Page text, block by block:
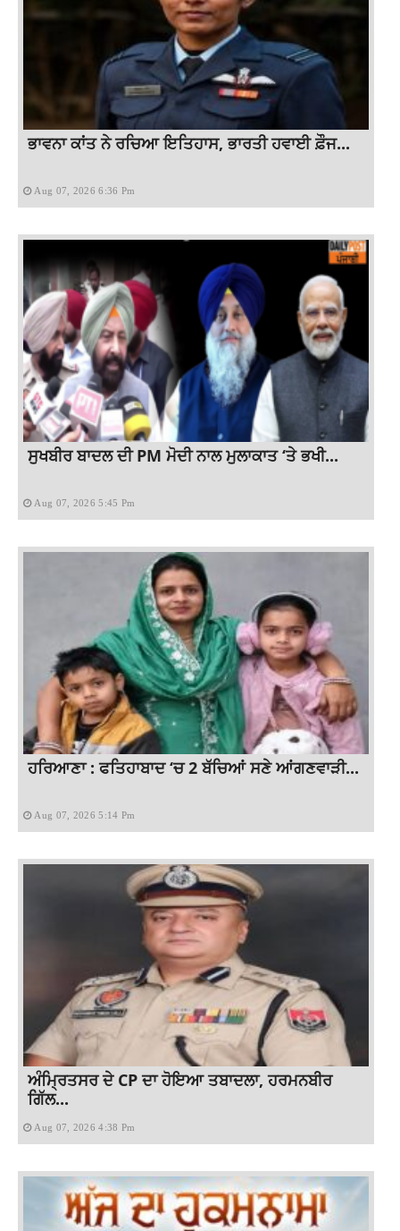
ਭਾਵਨਾ ਕਾਂਤ ਨੇ ਰਚਿਆ ਇਤਿਹਾਸ, ਭਾਰਤੀ ਹਵਾਈ ਫ਼ੌਜ...
Aug 07, 2026 6:36 Pm
ਸੁਖਬੀਰ ਬਾਦਲ ਦੀ PM ਮੋਦੀ ਨਾਲ ਮੁਲਾਕਾਤ ‘ਤੇ ਭਖੀ...
Aug 07, 2026 5:45 Pm
ਹਰਿਆਣਾ : ਫਤਿਹਾਬਾਦ ‘ਚ 2 ਬੱਚਿਆਂ ਸਣੇ ਆਂਗਣਵਾੜੀ...
Aug 07, 2026 5:14 Pm
ਅੰਮ੍ਰਿਤਸਰ ਦੇ CP ਦਾ ਹੋਇਆ ਤਬਾਦਲਾ, ਹਰਮਨਬੀਰ
ਗਿੱਲ...
Aug 07, 2026 4:38 Pm